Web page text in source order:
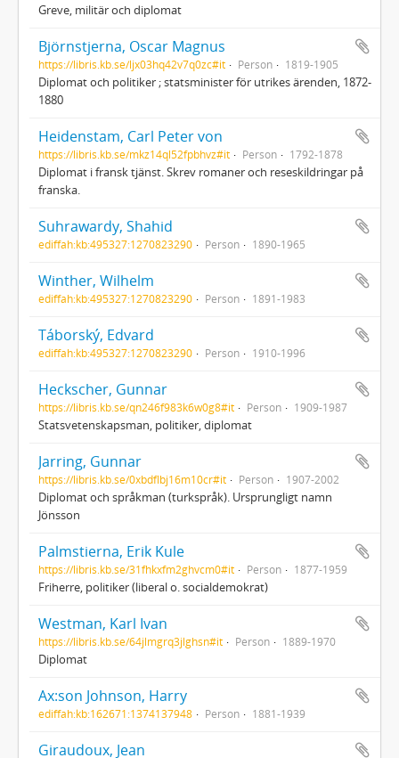
Greve, militär och diplomat
Björnstjerna, Oscar Magnus
https://libris.kb.se/ljx03hq42v7q0zc#it Person 1819-1905
Diplomat och politiker ; statsminister för utrikes ärenden, 1872-
1880
Heidenstam, Carl Peter von
https://libris.kb.se/mkz14ql52fpbhvz#it Person 1792-1878
Diplomat i fransk tjänst. Skrev romaner och reseskildringar på
franska.
Suhrawardy, Shahid
ediffah:kb:495327:1270823290 Person 1890-1965
Winther, Wilhelm
ediffah:kb:495327:1270823290 Person 1891-1983
Táborský, Edvard
ediffah:kb:495327:1270823290 Person 1910-1996
Heckscher, Gunnar
https://libris.kb.se/qn246f983k6w0g8#it Person 1909-1987
Statsvetenskapsman, politiker, diplomat
Jarring, Gunnar
https://libris.kb.se/0xbdflbj16m10cr#it Person 1907-2002
Diplomat och språkman (turkspråk). Ursprungligt namn
Jönsson
Palmstierna, Erik Kule
https://libris.kb.se/31fhkxfm2ghvcm0#it Person 1877-1959
Friherre, politiker (liberal o. socialdemokrat)
Westman, Karl Ivan
https://libris.kb.se/64jlmgrq3jlghsn#it Person 1889-1970
Diplomat
Ax:son Johnson, Harry
ediffah:kb:162671:1374137948 Person 1881-1939
Giraudoux, Jean